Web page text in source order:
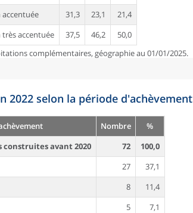
31,3 23,1
21,4
accentuée
37,5 46,2
50,0
complémentaires, géographie au 01/01/2025.
2022 selon la période d'achèvement
Nombre
%
construites avant 2020
72
100,0
27
37,1
8
11,4
5
7,1